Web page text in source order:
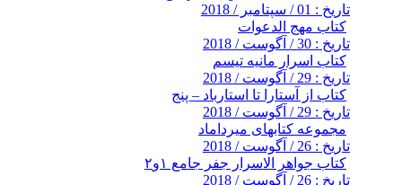
تاریخ : 01 / سپتامبر / 2018
کتاب مهج الدعوات
تاریخ : 30 / آگوست / 2018
کتاب اسرار مانیه تیسم
تاریخ : 29 / آگوست / 2018
کتاب از آستارا تا استارباد – پنج
تاریخ : 29 / آگوست / 2018
مجموعه کتابهای میرداماد
تاریخ : 26 / آگوست / 2018
کتاب جواهر الاسرار جفر جامع ۱و۲
تاریخ : 26 / آگوست / 2018